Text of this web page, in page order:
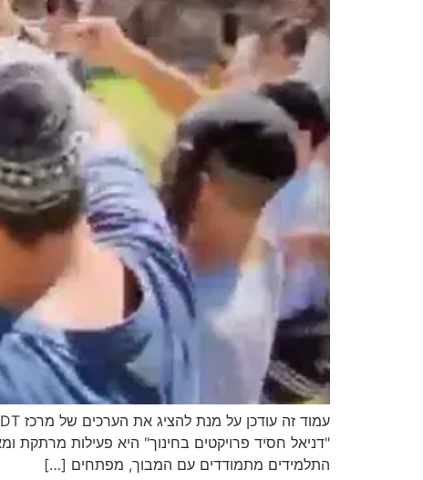
"דניאל חסיד פרויקטים בחינוך" היא פעילות מרתקת
התלמידים מתמודדים עם המבוך, מפתחים […]